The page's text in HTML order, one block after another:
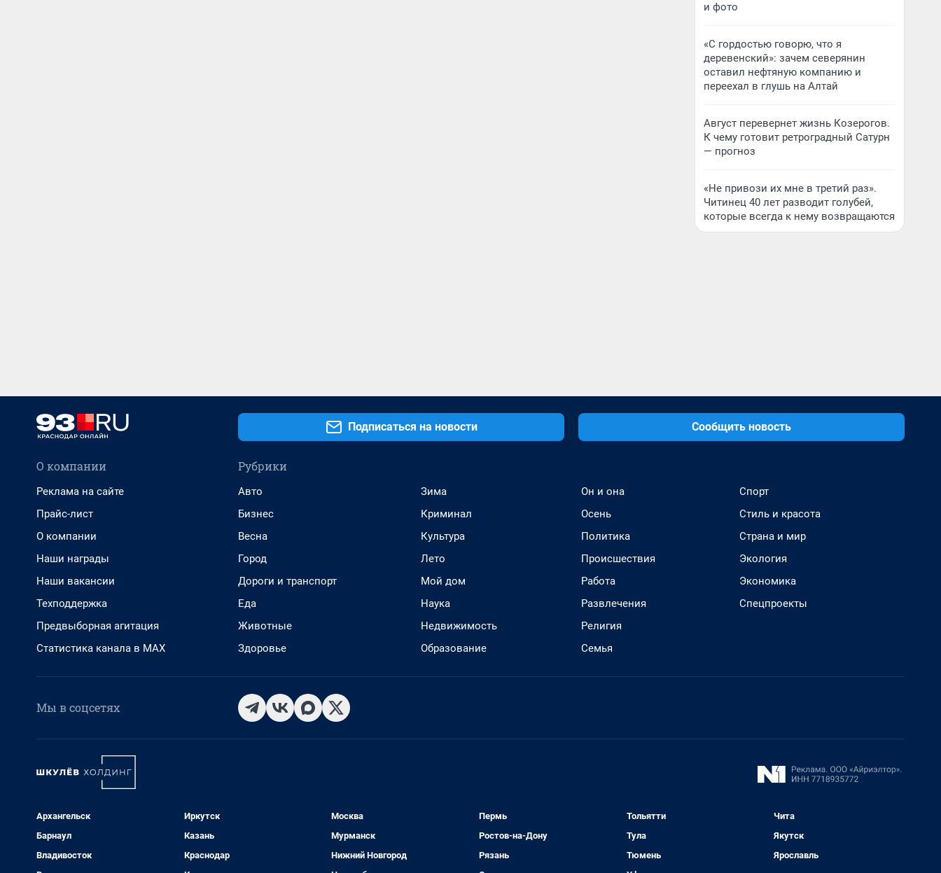
и фото
«С гордостью говорю, что я
деревенский»: зачем северянин
оставил нефтяную компанию и
переехал в глушь на Алтай
Август перевернет жизнь Козерогов.
К чему готовит ретроградный Сатурн
— прогноз
«Не привози их мне в третий раз».
Читинец 40 лет разводит голубей,
которые всегда к нему возвращаются
Подписаться на новости Сообщить новость
О компании
Реклама на сайте
Прайс-лист
О компании
Наши награды
Наши вакансии
Техподдержка
Предвыборная агитация
Статистика канала в MAX
Рубрики
Авто
Бизнес
Весна
Город
Дороги и транспорт
Еда
Животные
Здоровье
Зима
Криминал
Культура
Лето
Мой дом
Наука
Недвижимость
Образование
Он и она
Осень
Политика
Происшествия
Работа
Развлечения
Религия
Семья
Спорт
Стиль и красота
Страна и мир
Экология
Экономика
Спецпроекты
Мы в соцсетях
Архангельск
Барнаул
Владивосток
Иркутск
Казань
Краснодар
Москва
Мурманск
Нижний Новгород
Пермь
Ростов-на-Дону
Рязань
Тольятти
Тула
Тюмень
Чита
Якутск
Ярославль